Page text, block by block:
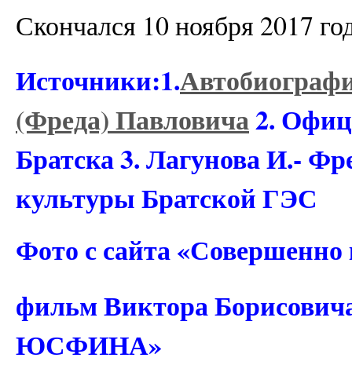
Скончался 10 ноября 2017
Источники:1.
(Фреда) Павловича2.
Братска 3. Лагунова И.-
культуры Братской ГЭС
Фото с сайта «Совершенно
фильм Виктора
ЮСФИНА»